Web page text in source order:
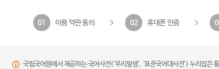
01 이용 약관 동의 02 휴대폰 인증
국립국어원에서 제공하는 국어사전(‘우리말샘’, ‘표준국어대사전’) 누리집